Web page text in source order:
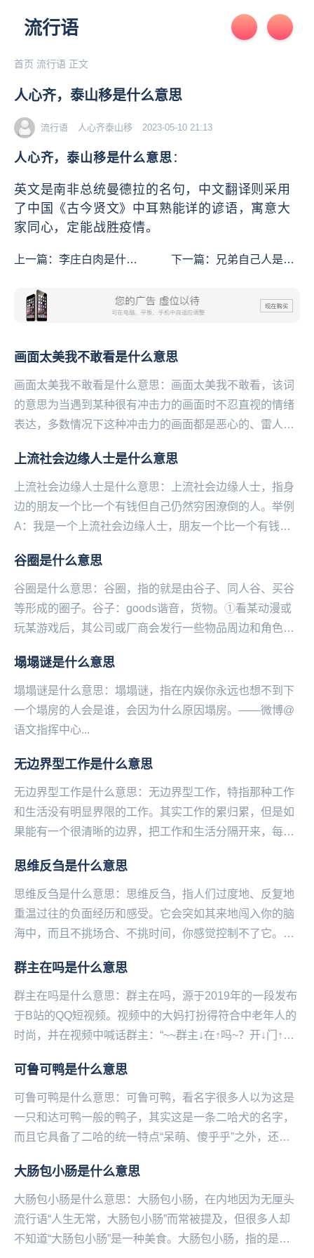
流行语
首页 流行语 正文
人心齐，泰山移是什么意思
流行语 人心齐泰山移 2023-05-10 21:13
人心齐，泰山移是什么意思 ：
英文是南非总统曼德拉的名句，中文翻译则采用
了中国《古今贤文》中耳熟能详的谚语，寓意大
家同心，定能战胜疫情。
上一篇： 李庄白肉是什么
下一篇： 兄弟自己人是什
画面太美我不敢看是什么意思
画面太美我不敢看是什么意思：画面太美我不敢看，该词
的意思为当遇到某种很有冲击力的画面时不忍直视的情绪
表达，多数情况下这种冲击力的画面都是恶心的、雷人
却...
上流社会边缘人士是什么意思
上流社会边缘人士是什么意思：上流社会边缘人士，指身
边的朋友一个比一个有钱但自己仍然穷困潦倒的人。举例
A：我是一个上流社会边缘人士，朋友一个比一个有钱。
谷圈是什么意思
谷圈是什么意思：谷圈，指的就是由谷子、同人谷、买谷
等形成的圈子。谷‌‌‌‌‌‌‌‌‌子：goods谐音，货物。①看某动漫或
玩某游戏后，其公司或厂商会发行一些物品周边和角色周
塌塌谜是什么意思
塌塌谜是什么意思：塌塌谜，指在内娱你永远也想不到下
一个塌房的人会是谁，会因为什么原因塌房。——微博@
语文指挥中心...
无边界型工作是什么意思
无边界型工作是什么意思：无边界型工作，特指那种工作
和生活没有明显界限的工作。其实工作的累归累，但是如
果能有一个很清晰的边界，把工作和生活分隔开来，每天
—...
思维反刍是什么意思
思维反刍是什么意思：思维反刍，指人们过度地、反复地
重温过往的负面经历和感受。它会突如其来地闯入你的脑
海中，而且不挑场合、不挑时间，你感觉控制不了它。比
群主在吗是什么意思
群主在吗是什么意思：群主在吗，源于2019年的一段发布
于B站的QQ短视频。视频中的大妈打扮得符‌‌‌‌‌‌‌‌‌合中老年人的
时尚，并在视频中喊话群主：“~~群主↓在↑吗~？开↓门↑~
可鲁可鸭是什么意思
可鲁可鸭是什么意思：可鲁可鸭，看名字很多人以为这是
一只和达可鸭一般的鸭子，其实这是一条二哈犬的名字，
而且它具备了二哈的统一特点“呆萌、傻乎乎”之外，还是
大肠包小肠是什么意思
大肠包小肠是什么意思：大肠包小肠，在内地因为无厘头
流行语“人生无常，大肠包小肠”而常被提及，但很多人却
不知道“大肠包小肠”是一种美食。大肠包小肠，指的是台